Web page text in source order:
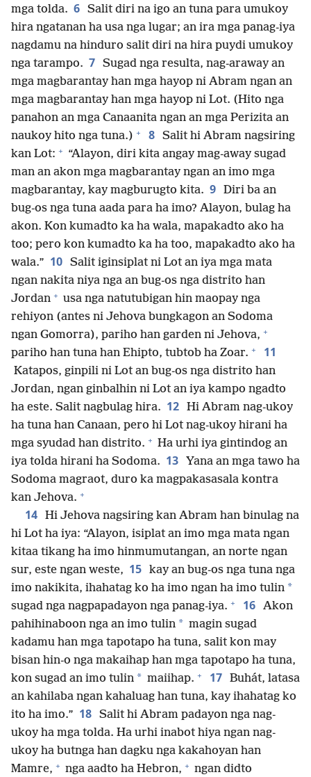
mga tolda. 6 Salit diri na igo an tuna para umukoy
hira ngatanan ha usa nga lugar; an ira mga panag-iya
nagdamu na hinduro salit diri na hira puydi umukoy
nga tarampo. 7 Sugad nga resulta, nag-araway an
mga magbarantay han mga hayop ni Abram ngan an
mga magbarantay han mga hayop ni Lot. (Hito nga
panahon an mga Canaanita ngan an mga Perizita an
naukoy hito nga tuna.) + 8 Salit hi Abram nagsiring
kan Lot: + “Alayon, diri kita angay mag-away sugad
man an akon mga magbarantay ngan an imo mga
magbarantay, kay magburugto kita. 9 Diri ba an
bug-os nga tuna aada para ha imo? Alayon, bulag ha
akon. Kon kumadto ka ha wala, mapakadto ako ha
too; pero kon kumadto ka ha too, mapakadto ako ha
wala.” 10 Salit iginsiplat ni Lot an iya mga mata
ngan nakita niya nga an bug-os nga distrito han
Jordan + usa nga natutubigan hin maopay nga
rehiyon (antes ni Jehova bungkagon an Sodoma
ngan Gomorra), pariho han garden ni Jehova, +
pariho han tuna han Ehipto, tubtob ha Zoar. + 11
Katapos, ginpili ni Lot an bug-os nga distrito han
Jordan, ngan ginbalhin ni Lot an iya kampo ngadto
ha este. Salit nagbulag hira. 12 Hi Abram nag-ukoy
ha tuna han Canaan, pero hi Lot nag-ukoy hirani ha
mga syudad han distrito. + Ha urhi iya gintindog an
iya tolda hirani ha Sodoma. 13
Yana an mga tawo ha
Sodoma magraot, duro ka magpakasasala kontra
kan Jehova. +
14 Hi Jehova nagsiring kan Abram han binulag na
hi Lot ha iya: “Alayon, isiplat an imo mga mata ngan
kitaa tikang ha imo hinmumutangan, an norte ngan
sur, este ngan weste, 15 kay an bug-os nga tuna nga
imo nakikita, ihahatag ko ha imo ngan ha imo tulin *
sugad nga nagpapadayon nga panag-iya. + 16 Akon
pahihinaboon nga an imo tulin * magin sugad
kadamu han mga tapotapo ha tuna, salit kon may
bisan hin-o nga makaihap han mga tapotapo ha tuna,
kon sugad an imo tulin * maiihap. + 17 Buhát, latasa
an kahilaba ngan kahaluag han tuna, kay ihahatag ko
ito ha imo.” 18 Salit hi Abram padayon nga nag-
ukoy ha mga tolda. Ha urhi inabot hiya ngan nag-
ukoy ha butnga han dagku nga kakahoyan han
Mamre, + nga aadto ha Hebron, + ngan didto